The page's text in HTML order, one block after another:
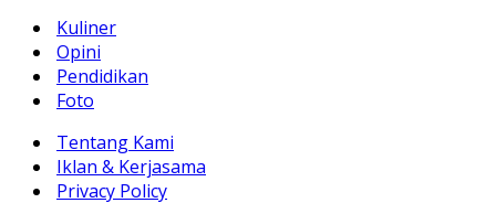
Kuliner
Opini
Pendidikan
Foto
Tentang Kami
Iklan & Kerjasama
Privacy Policy